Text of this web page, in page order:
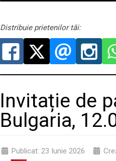
Distribuie prietenilor tăi:
Invitație de
Bulgaria,
Publicat: 23 Iunie 2026